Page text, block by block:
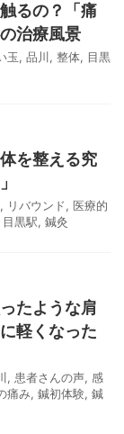
るの？「痛
治療風景
玉, 品川, 整体, 目黒
を整える究
, リバウンド, 医療的
目黒駅, 鍼灸
たような肩
軽くなった
, 患者さんの声, 感
痛み, 鍼初体験, 鍼